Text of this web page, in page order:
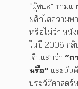
“ผู้ชนะ” ตามแ
ผลักไสความพ่
หรือไม่ว่า หนั
ในปี 2006 กลั
เจ็บแสบว่า “ก
หรือ” และนั่น
ประวัติศาสตร์